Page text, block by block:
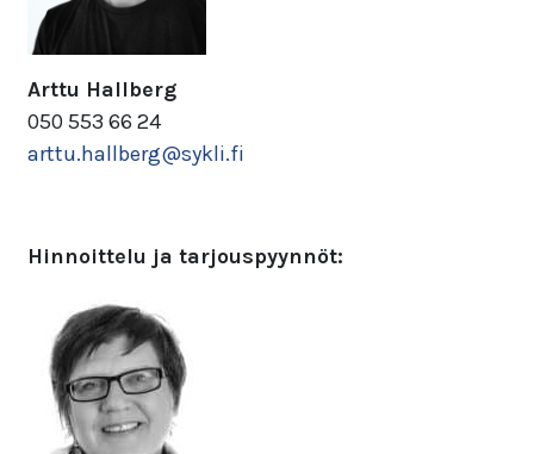
Arttu Hallberg
050 553 66 24
arttu.hallberg@sykli.fi
Hinnoittelu ja tarjouspyynnöt: